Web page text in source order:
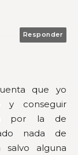
Responder
que yo
y conseguir
por la de
nada de
salvo alguna